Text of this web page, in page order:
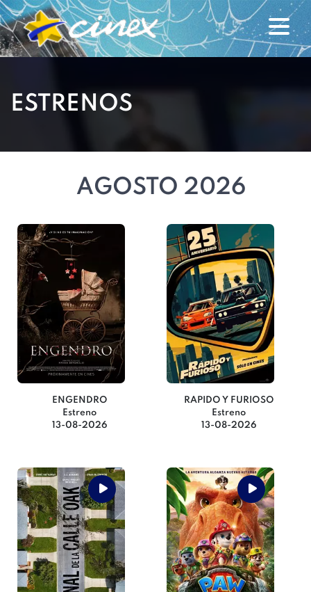
ESTRENOS
AGOSTO 2026
ENGENDRO
Estreno
13-08-2026
RAPIDO Y FURIOSO
Estreno
13-08-2026